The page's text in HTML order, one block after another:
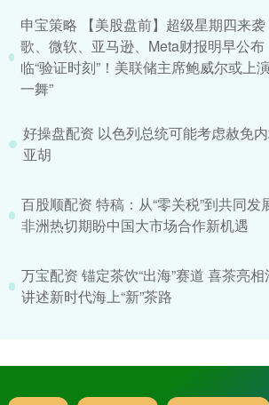
申宝策略 【美股盘前】超级星期四来袭
歌、微软、亚马逊、Meta财报明早公布
临“验证时刻”！美联储主席鲍威尔或上
一舞”
好操盘配资 以色列总统可能考虑赦免
亚胡
百股顺配资 特稿：从“零关税”到共同
非洲热切期盼中国大市场合作新机遇
万宝配资 锚定茶饮“出海”赛道 喜茶亮
讲述新时代海上“新”茶路